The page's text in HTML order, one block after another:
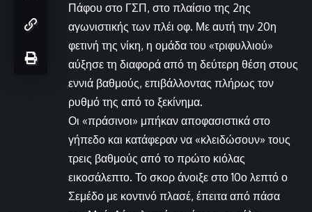
Πάφου στο ΓΣΠ, στο πλαίσιο της 2ης
αγωνιστικής των πλέι οφ. Με αυτή την 20η
φετινή της νίκη, η ομάδα του «τριφυλλιού»
αύξησε τη διαφορά από τη δεύτερη θέση στους
εννιά βαθμούς, επιβάλλοντας πλήρως τον
ρυθμό της από το ξεκίνημα.
Οι «πράσινοι» μπήκαν αποφασιστικά στο
γήπεδο και κατάφεραν να «κλειδώσουν» τους
τρεις βαθμούς από το πρώτο κιόλας
εικοσάλεπτο. Το σκορ άνοιξε στο 10ο λεπτό ο
Σεμέδο με κοντινό πλασέ, έπειτα από πάσα